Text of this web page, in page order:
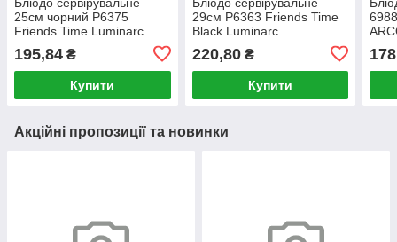
25см чорний P6375
Friends Time Luminarc
195,84 ₴
Купити
29см P6363 Friends Time
Black Luminarc
220,80₴
Купити
Акційні пропозиції та новинки